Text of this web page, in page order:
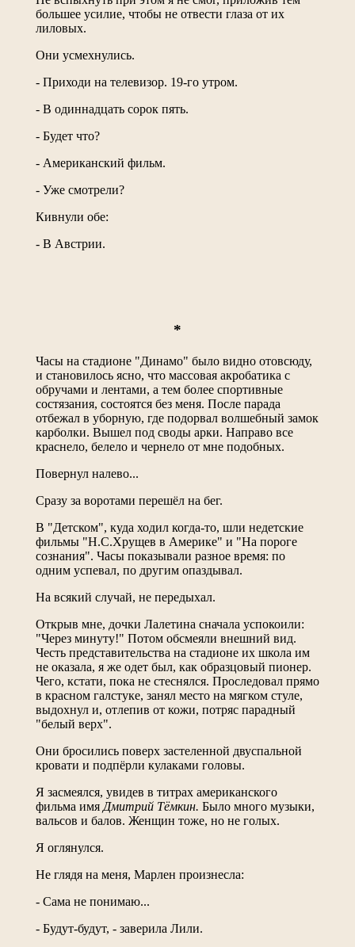
большее усилие, чтобы не отвести глаза от их
лиловых.
Они усмехнулись.
- Приходи на телевизор. 19-го утром.
- В одиннадцать сорок пять.
- Будет что?
- Американский фильм.
- Уже смотрели?
Кивнули обе:
- В Австрии.
*
Часы на стадионе "Динамо" было видно отовсюду,
и становилось ясно, что массовая акробатика с
обручами и лентами, а тем более спортивные
состязания, состоятся без меня. После парада
отбежал в уборную, где подорвал волшебный замок
карболки. Вышел под своды арки. Направо все
краснело, белело и чернело от мне подобных.
Повернул налево...
Сразу за воротами перешёл на бег.
В "Детском", куда ходил когда-то, шли недетские
фильмы "Н.С.Хрущев в Америке" и "На пороге
сознания". Часы показывали разное время: по
одним успевал, по другим опаздывал.
На всякий случай, не передыхал.
Открыв мне, дочки Лалетина сначала успокоили:
"Через минуту!" Потом обсмеяли внешний вид.
Честь представительства на стадионе их школа им
не оказала, я же одет был, как образцовый пионер.
Чего, кстати, пока не стеснялся. Проследовал прямо
в красном галстуке, занял место на мягком стуле,
выдохнул и, отлепив от кожи, потряс парадный
"белый верх".
Они бросились поверх застеленной двуспальной
кровати и подпёрли кулаками головы.
Я засмеялся, увидев в титрах американского
фильма имя Дмитрий Тёмкин. Было много музыки,
вальсов и балов. Женщин тоже, но не голых.
Я оглянулся.
Не глядя на меня, Марлен произнесла:
- Сама не понимаю...
- Будут-будут, - заверила Лили.